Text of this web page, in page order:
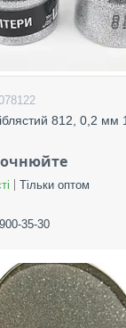
812, 0,2 мм
Тільки оптом
35-30